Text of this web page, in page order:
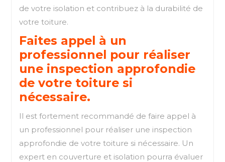
de votre isolation et contribuez à la durabilité de
votre toiture.
Faites appel à un
professionnel pour réaliser
une inspection approfondie
de votre toiture si
nécessaire.
Il est fortement recommandé de faire appel à
un professionnel pour réaliser une inspection
approfondie de votre toiture si nécessaire. Un
expert en couverture et isolation pourra évaluer